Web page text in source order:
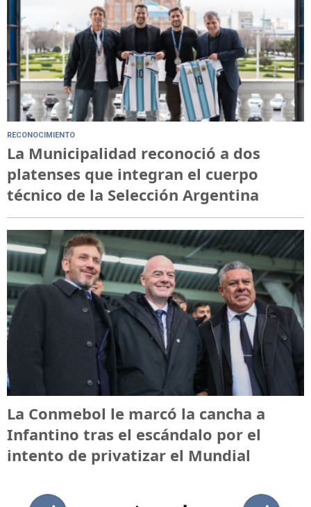
RECONOCIMIENTO
La Municipalidad reconoció a dos
platenses que integran el cuerpo
técnico de la Selección Argentina
La Conmebol le marcó la cancha a
Infantino tras el escándalo por el
intento de privatizar el Mundial